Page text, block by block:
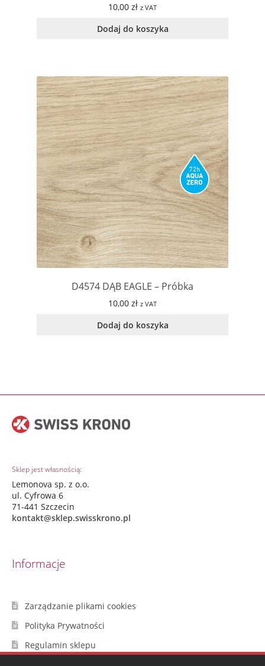
10,00 zł z VAT
Dodaj do koszyka
D4574 DĄB EAGLE – Próbka
10,00 zł z VAT
Dodaj do koszyka
Sklep jest własnością:
Lemonova sp. z o.o.
ul. Cyfrowa 6
71-441 Szczecin
kontakt@sklep.swisskrono.pl
Informacje
Zarządzanie plikami cookies
Polityka Prywatności
Regulamin sklepu